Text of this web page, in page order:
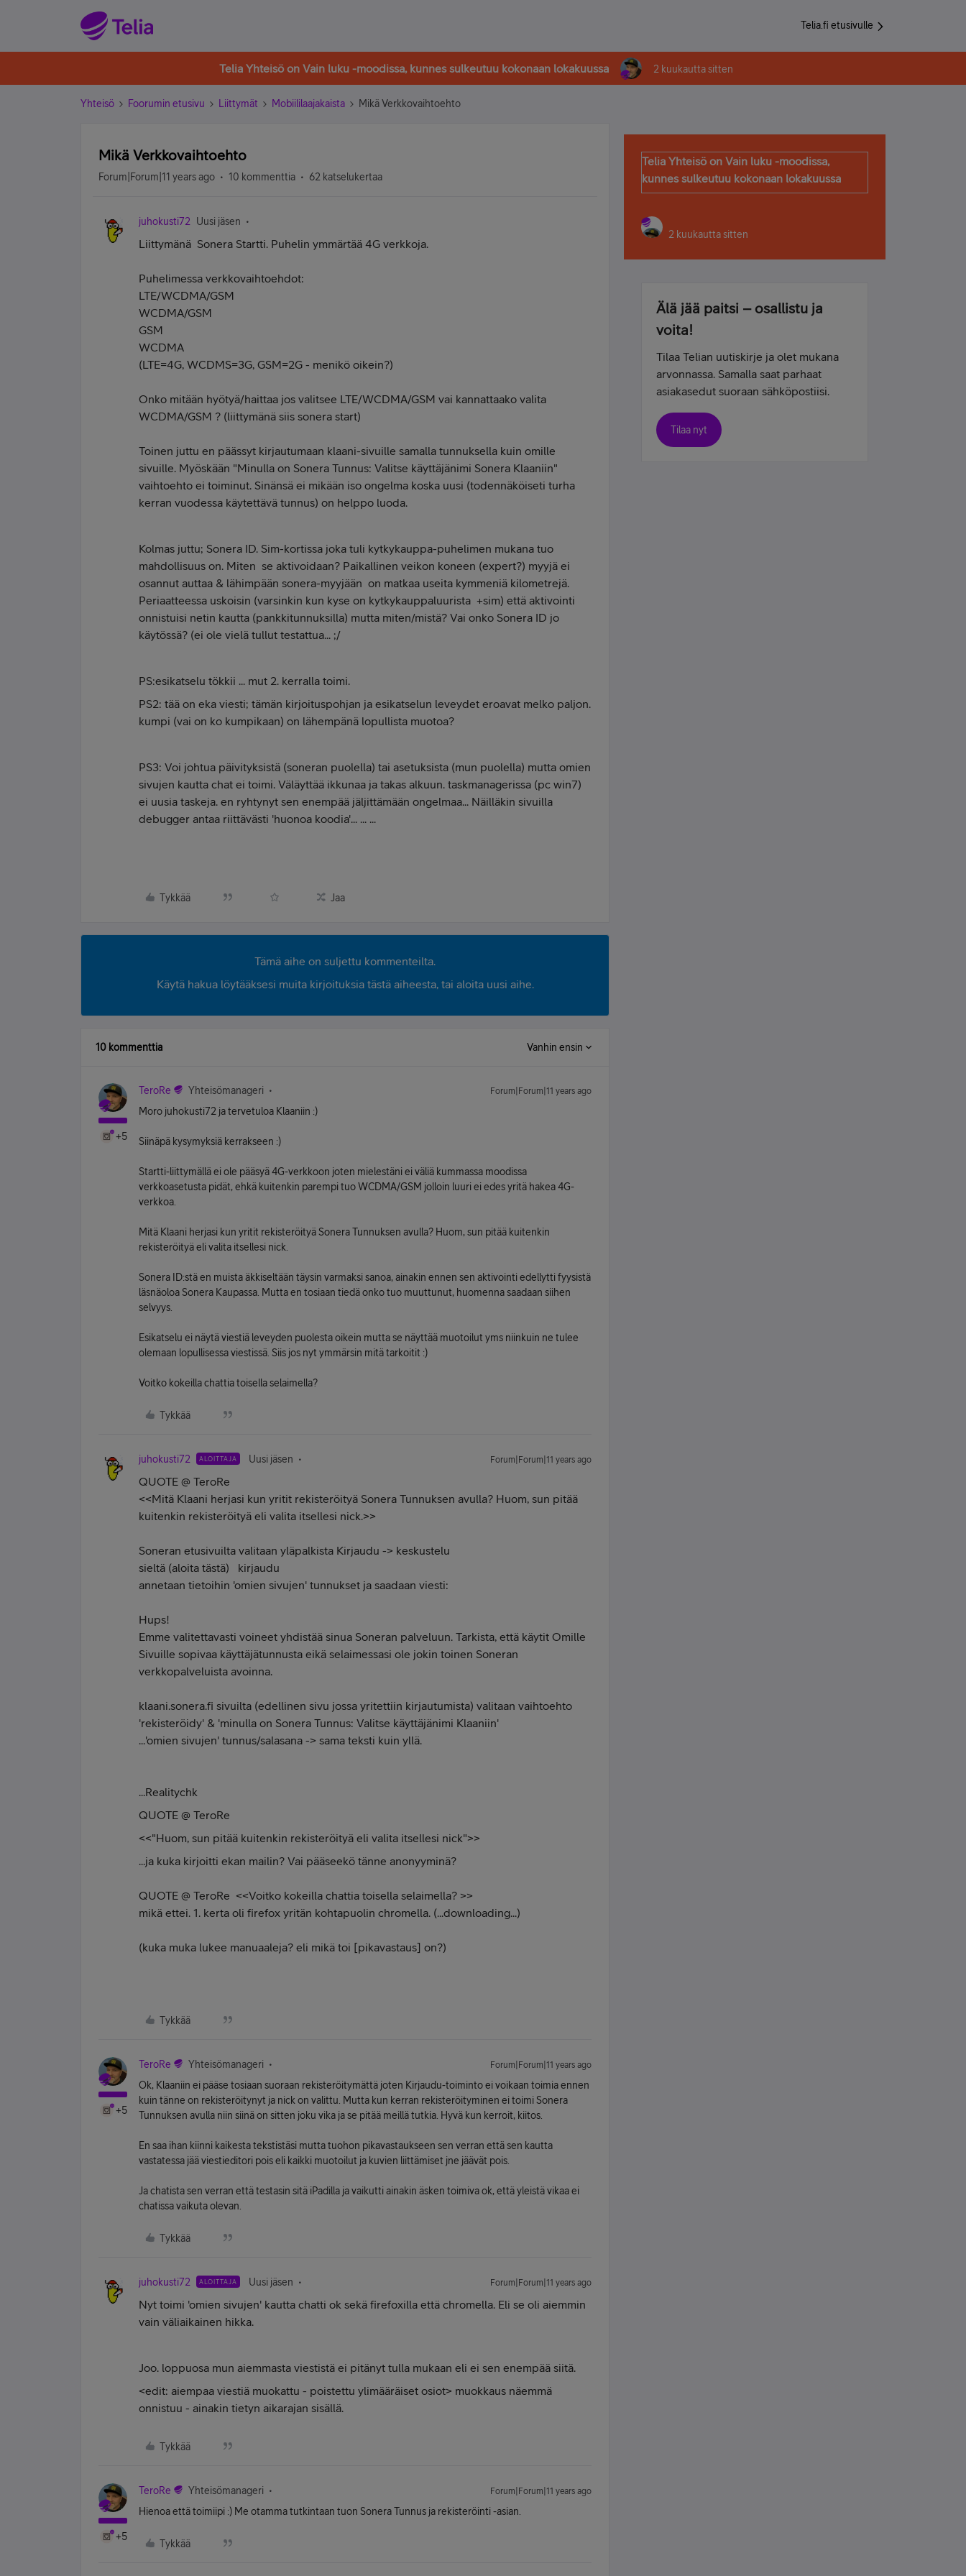
Telia.fi etusivulle
Telia Yhteisö on Vain luku -moodissa, kunnes sulkeutuu kokonaan lokakuussa 2 kuukautta sitten
Yhteisö Foorumin etusivu Liittymät Mobiililaajakaista Mikä Verkkovaihtoehto
Mikä Verkkovaihtoehto
Forum|Forum|11 years ago 10 kommenttia 62 katselukertaa
juhokusti72 Uusi jäsen
Liittymänä Sonera Startti. Puhelin ymmärtää 4G verkkoja.
Puhelimessa verkkovaihtoehdot:
LTE/WCDMA/GSM
WCDMA/GSM
GSM
WCDMA
(LTE=4G, WCDMS=3G, GSM=2G - menikö oikein?)
Onko mitään hyötyä/haittaa jos valitsee LTE/WCDMA/GSM vai kannattaako valita
WCDMA/GSM ? (liittymänä siis sonera start)
Toinen juttu en päässyt kirjautumaan klaani-sivuille samalla tunnuksella kuin omille
sivuille. Myöskään "Minulla on Sonera Tunnus: Valitse käyttäjänimi Sonera Klaaniin"
vaihtoehto ei toiminut. Sinänsä ei mikään iso ongelma koska uusi (todennäköiseti turha
kerran vuodessa käytettävä tunnus) on helppo luoda.
Kolmas juttu; Sonera ID. Sim-kortissa joka tuli kytkykauppa-puhelimen mukana tuo
mahdollisuus on. Miten se aktivoidaan? Paikallinen veikon koneen (expert?) myyjä ei
osannut auttaa & lähimpään sonera-myyjään on matkaa useita kymmeniä kilometrejä.
Periaatteessa uskoisin (varsinkin kun kyse on kytkykauppaluurista +sim) että aktivointi
onnistuisi netin kautta (pankkitunnuksilla) mutta miten/mistä? Vai onko Sonera ID jo
käytössä? (ei ole vielä tullut testattua... ;/
PS:esikatselu tökkii ... mut 2. kerralla toimi.
PS2: tää on eka viesti; tämän kirjoituspohjan ja esikatselun leveydet eroavat melko paljon.
kumpi (vai on ko kumpikaan) on lähempänä lopullista muotoa?
PS3: Voi johtua päivityksistä (soneran puolella) tai asetuksista (mun puolella) mutta omien
sivujen kautta chat ei toimi. Väläyttää ikkunaa ja takas alkuun. taskmanagerissa (pc win7)
ei uusia taskeja. en ryhtynyt sen enempää jäljittämään ongelmaa... Näilläkin sivuilla
debugger antaa riittävästi 'huonoa koodia'... ... ...
Tykkää Jaa
Tämä aihe on suljettu kommenteilta.
Käytä hakua löytääksesi muita kirjoituksia tästä aiheesta, tai aloita uusi aihe.
10 kommenttia Vanhin ensin
+5
TeroRe Yhteisömanageri Forum|Forum|11 years ago
Moro juhokusti72 ja tervetuloa Klaaniin :)
Siinäpä kysymyksiä kerrakseen :)
Startti-liittymällä ei ole pääsyä 4G-verkkoon joten mielestäni ei väliä kummassa moodissa
verkkoasetusta pidät, ehkä kuitenkin parempi tuo WCDMA/GSM jolloin luuri ei edes yritä hakea 4G-
verkkoa.
Mitä Klaani herjasi kun yritit rekisteröityä Sonera Tunnuksen avulla? Huom, sun pitää kuitenkin
rekisteröityä eli valita itsellesi nick.
Sonera ID:stä en muista äkkiseltään täysin varmaksi sanoa, ainakin ennen sen aktivointi edellytti fyysistä
läsnäoloa Sonera Kaupassa. Mutta en tosiaan tiedä onko tuo muuttunut, huomenna saadaan siihen
selvyys.
Esikatselu ei näytä viestiä leveyden puolesta oikein mutta se näyttää muotoilut yms niinkuin ne tulee
olemaan lopullisessa viestissä. Siis jos nyt ymmärsin mitä tarkoitit :)
Voitko kokeilla chattia toisella selaimella?
Tykkää
juhokusti72 ALOITTAJA Uusi jäsen Forum|Forum|11 years ago
QUOTE @ TeroRe
<<Mitä Klaani herjasi kun yritit rekisteröityä Sonera Tunnuksen avulla? Huom, sun pitää
kuitenkin rekisteröityä eli valita itsellesi nick.>>
Soneran etusivuilta valitaan yläpalkista Kirjaudu -> keskustelu
sieltä (aloita tästä) kirjaudu
annetaan tietoihin 'omien sivujen' tunnukset ja saadaan viesti:
Hups!
Emme valitettavasti voineet yhdistää sinua Soneran palveluun. Tarkista, että käytit Omille
Sivuille sopivaa käyttäjätunnusta eikä selaimessasi ole jokin toinen Soneran
verkkopalveluista avoinna.
klaani.sonera.fi sivuilta (edellinen sivu jossa yritettiin kirjautumista) valitaan vaihtoehto
'rekisteröidy' & 'minulla on Sonera Tunnus: Valitse käyttäjänimi Klaaniin'
...'omien sivujen' tunnus/salasana -> sama teksti kuin yllä.
...Realitychk
QUOTE @ TeroRe
<<"Huom, sun pitää kuitenkin rekisteröityä eli valita itsellesi nick">>
...ja kuka kirjoitti ekan mailin? Vai pääseekö tänne anonyyminä?
QUOTE @ TeroRe <<Voitko kokeilla chattia toisella selaimella? >>
mikä ettei. 1. kerta oli firefox yritän kohtapuolin chromella. (...downloading...)
(kuka muka lukee manuaaleja? eli mikä toi [pikavastaus] on?)
Tykkää
+5
TeroRe Yhteisömanageri Forum|Forum|11 years ago
Ok, Klaaniin ei pääse tosiaan suoraan rekisteröitymättä joten Kirjaudu-toiminto ei voikaan toimia ennen
kuin tänne on rekisteröitynyt ja nick on valittu. Mutta kun kerran rekisteröityminen ei toimi Sonera
Tunnuksen avulla niin siinä on sitten joku vika ja se pitää meillä tutkia. Hyvä kun kerroit, kiitos.
En saa ihan kiinni kaikesta tekstistäsi mutta tuohon pikavastaukseen sen verran että sen kautta
vastatessa jää viestieditori pois eli kaikki muotoilut ja kuvien liittämiset jne jäävät pois.
Ja chatista sen verran että testasin sitä iPadilla ja vaikutti ainakin äsken toimiva ok, että yleistä vikaa ei
chatissa vaikuta olevan.
Tykkää
juhokusti72 ALOITTAJA Uusi jäsen Forum|Forum|11 years ago
Nyt toimi 'omien sivujen' kautta chatti ok sekä firefoxilla että chromella. Eli se oli aiemmin
vain väliaikainen hikka.
Joo. loppuosa mun aiemmasta viestistä ei pitänyt tulla mukaan eli ei sen enempää siitä.
<edit: aiempaa viestiä muokattu - poistettu ylimääräiset osiot> muokkaus näemmä
onnistuu - ainakin tietyn aikarajan sisällä.
Tykkää
+5
TeroRe Yhteisömanageri Forum|Forum|11 years ago
Hienoa että toimiipi :) Me otamma tutkintaan tuon Sonera Tunnus ja rekisteröinti -asian.
Tykkää
Telia Yhteisö on Vain luku -moodissa,
kunnes sulkeutuu kokonaan lokakuussa
2 kuukautta sitten
Älä jää paitsi – osallistu ja
voita!
Tilaa Telian uutiskirje ja olet mukana
arvonnassa. Samalla saat parhaat
asiakasedut suoraan sähköpostiisi.
Tilaa nyt